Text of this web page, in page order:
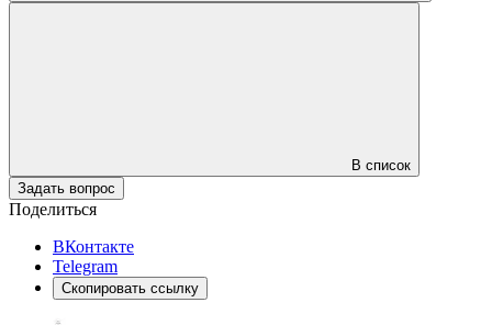
В список
Задать вопрос
Поделиться
ВКонтакте
Telegram
Скопировать ссылку